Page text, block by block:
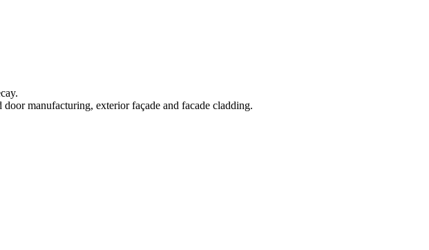
manufacturing, exterior façade and facade cladding.